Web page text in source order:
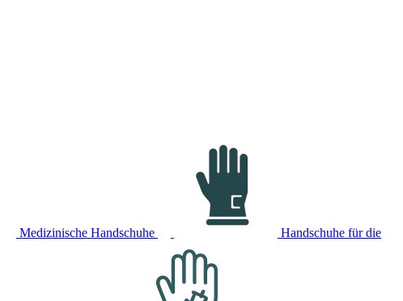
Medizinische Handschuhe Handschuhe für die